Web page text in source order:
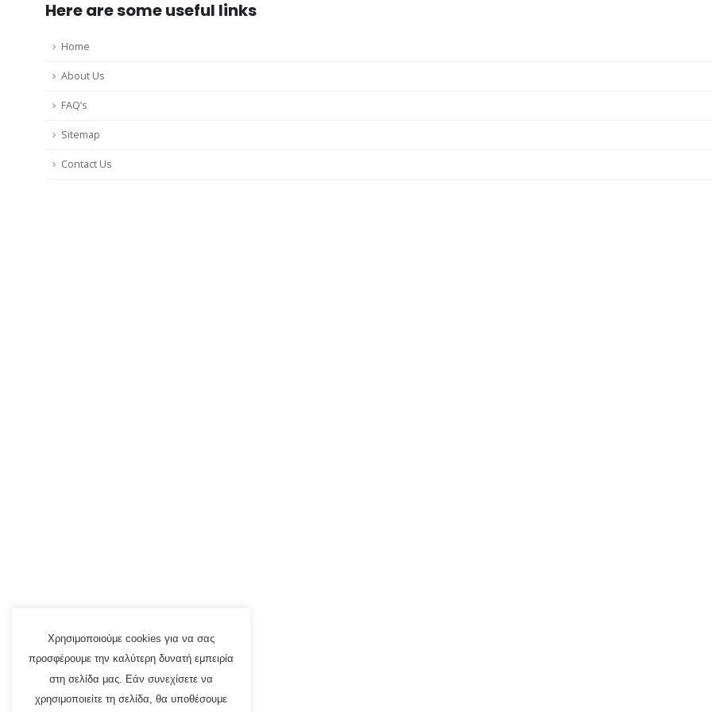
Here are some useful links
Home
About Us
FAQ’s
Sitemap
Contact Us
Χρησιμοποιούμε cookies για να σας
προσφέρουμε την καλύτερη δυνατή εμπειρία
στη σελίδα μας. Εάν συνεχίσετε να
χρησιμοποιείτε τη σελίδα, θα υποθέσουμε